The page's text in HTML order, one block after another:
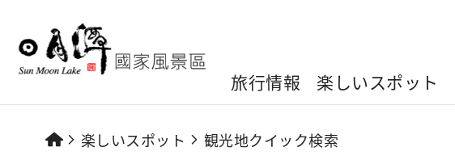
旅行情報 楽しいスポット
楽しいスポット 観光地クイック検索